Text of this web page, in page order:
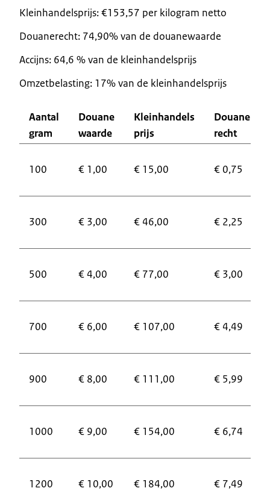
Kleinhandelsprijs: €153,57 per kilogram netto
Douanerecht: 74,90% van de douanewaarde
Accijns: 64,6 % van de kleinhandelsprijs
Omzetbelasting: 17% van de kleinhandelsprijs
Aantal
gram
Douane
waarde
Kleinhandels
prijs
Douane
recht
100 € 1,00 € 15,00 € 0,75
300 € 3,00 € 46,00 € 2,25
500 € 4,00 € 77,00 € 3,00
700 € 6,00 € 107,00 € 4,49
900 € 8,00 € 111,00 € 5,99
1000 € 9,00 € 154,00 € 6,74
1200 € 10,00 € 184,00 € 7,49